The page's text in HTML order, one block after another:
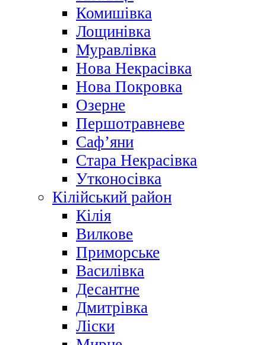
Комишівка
Лощинівка
Муравлівка
Нова Некрасівка
Нова Покровка
Озерне
Першотравневе
Саф’яни
Стара Некрасівка
Утконосівка
Кілійський район
Кілія
Вилкове
Приморське
Василівка
Десантне
Дмитрівка
Ліски